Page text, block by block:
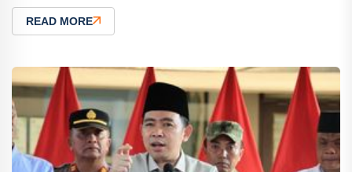
READ MORE